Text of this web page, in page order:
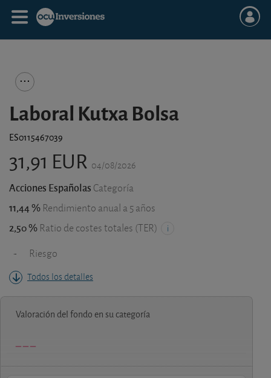
Laboral Kutxa Bolsa
ES0115467039
31,91 EUR 04/08/2026
Acciones Españolas Categoría
11,44 % Rendimiento anual a 5 años
2,50 % Ratio de costes totales (TER)
- Riesgo
Todos los detalles
Valoración del fondo en su categoría